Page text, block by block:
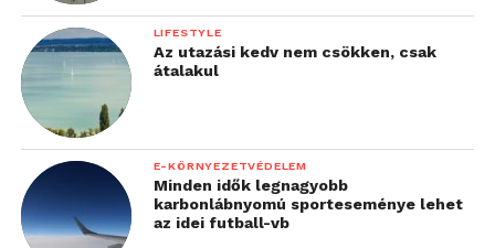
LIFESTYLE
Az utazási kedv nem csökken, csak
átalakul
E-KÖRNYEZETVÉDELEM
Minden idők legnagyobb
karbonlábnyomú sporteseménye lehet
az idei futball-vb